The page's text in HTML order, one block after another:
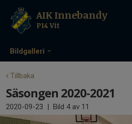
Bildgalleri
AIK Innebandy
P14 Vit
Tillbaka
Säsongen 2020-2021
2020-09-23 | Bild 4av 11